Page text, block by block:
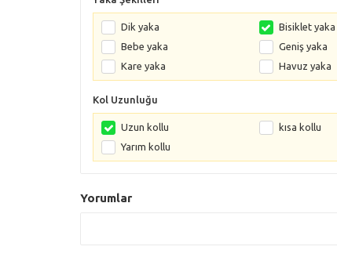
Dik yaka Bisiklet yaka
Bebe yaka
Geniş yaka
Kare yaka
Havuz yaka
Kol Uzunluğu
Uzun kollu kısa kollu
Yarım kollu
Yorumlar